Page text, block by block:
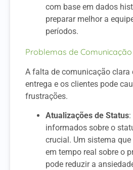
com base em dados
preparar melhor a
períodos.
Problemas de Comunicação
A falta de comunicação clara
entrega e os clientes pode
frustrações.
Atualizações de Status
informados sobre o
crucial. Um sistema
em tempo real sobre o
pode reduzir a